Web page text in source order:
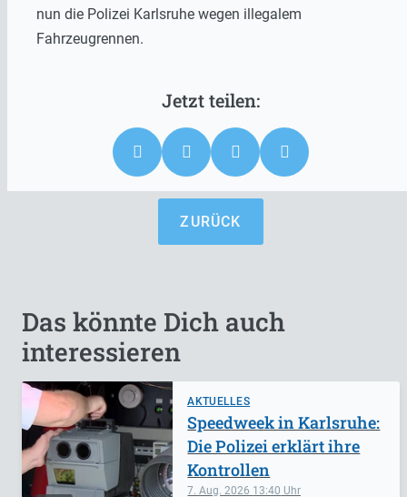
nun die Polizei Karlsruhe wegen illegalem
Fahrzeugrennen.
ZURÜCK
Das könnte Dich auch
interessieren
AKTUELLES
7. Aug. 2026 13:40
Speedweek in Karlsruhe:
Die Polizei erklärt ihre
Kontrollen